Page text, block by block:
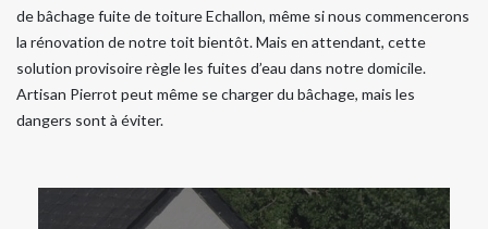
de bâchage fuite de toiture Echallon, même si nous commencerons
la rénovation de notre toit bientôt. Mais en attendant, cette
solution provisoire règle les fuites d’eau dans notre domicile.
Artisan Pierrot peut même se charger du bâchage, mais les
dangers sont à éviter.